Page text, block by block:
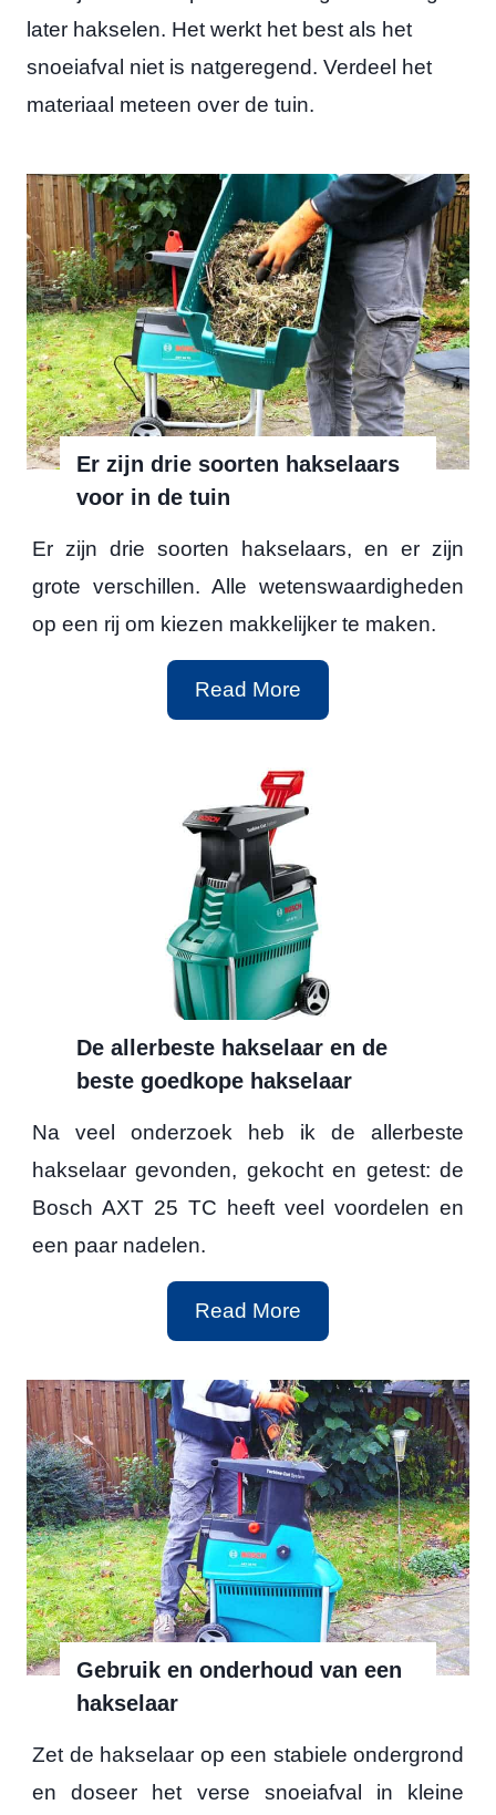
later hakselen. Het werkt het best als het
snoeiafval niet is natgeregend. Verdeel het
materiaal meteen over de tuin.
Er zijn drie soorten hakselaars
voor in de tuin
Er zijn drie soorten hakselaars, en er zijn
grote verschillen. Alle wetenswaardigheden
op een rij om kiezen makkelijker te maken.
Read More
r
i
n
d
r
i
o
r
t
k
s
e
l
a
a
s
o
De allerbeste hakselaar en de
beste goedkope hakselaar
Na veel onderzoek heb ik de allerbeste
hakselaar gevonden, gekocht en getest: de
Bosch AXT 25 TC heeft veel voordelen en
een paar nadelen.
Read More
e
a
l
l
e
r
s
h
a
Gebruik en onderhoud van een
hakselaar
Zet de hakselaar op een stabiele ondergrond
en doseer het verse snoeiafval in kleine